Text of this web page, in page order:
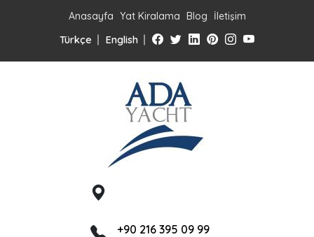
Anasayfa Yat Kiralama Blog İletişim
Türkçe English
+90 216 395 09 99